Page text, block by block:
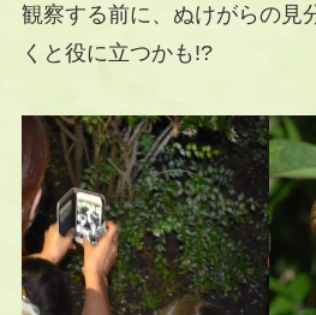
観察する前に、ぬけがらの見
くと役に立つかも!?